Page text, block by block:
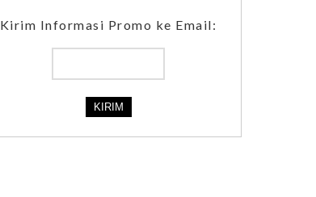
Kirim Informasi Promo ke Email: